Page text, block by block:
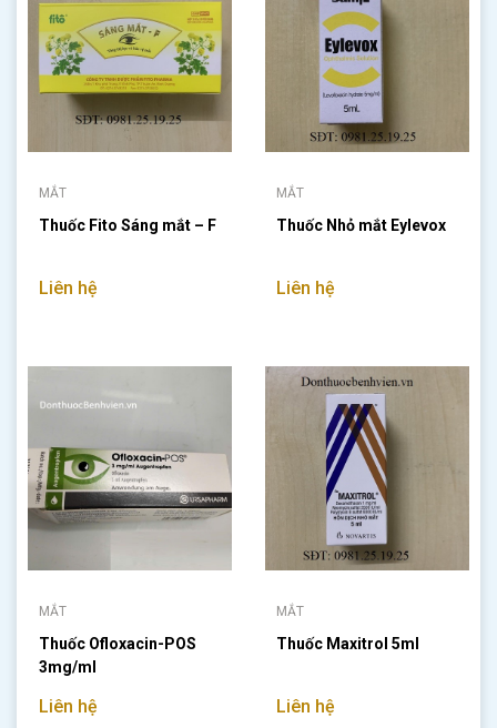
MẮT
Thuốc Fito Sáng mắt – F
Liên hệ
MẮT
Thuốc Nhỏ mắt Eylevox
Liên hệ
MẮT
Thuốc Ofloxacin-POS
3mg/ml
Liên hệ
MẮT
Thuốc Maxitrol 5ml
Liên hệ